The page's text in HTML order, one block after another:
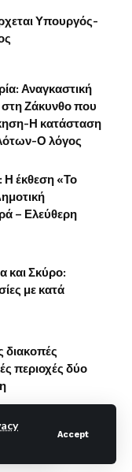
Accept
Υπουργός-
Αναγκαστική
Ζάκυνθο που
Η κατάσταση
Ο λόγος
Η έκθεση «Το
– Ελεύθερη
και Σκύρο:
με κατά
διακοπές
περιοχές δύο